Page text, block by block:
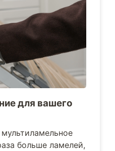
для вашего
больше ламелей,